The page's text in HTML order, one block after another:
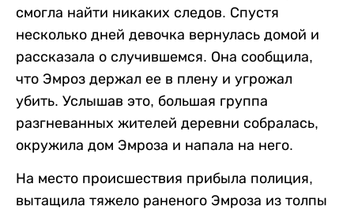
смогла найти никаких следов. Спустя
несколько дней девочка вернулась домой и
рассказала о случившемся. Она сообщила,
что Эмроз держал ее в плену и угрожал
убить. Услышав это, большая группа
разгневанных жителей деревни собралась,
окружила дом Эмроза и напала на него.
На место происшествия прибыла полиция,
вытащила тяжело раненого Эмроза из толпы